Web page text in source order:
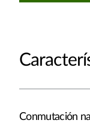
Conmutación